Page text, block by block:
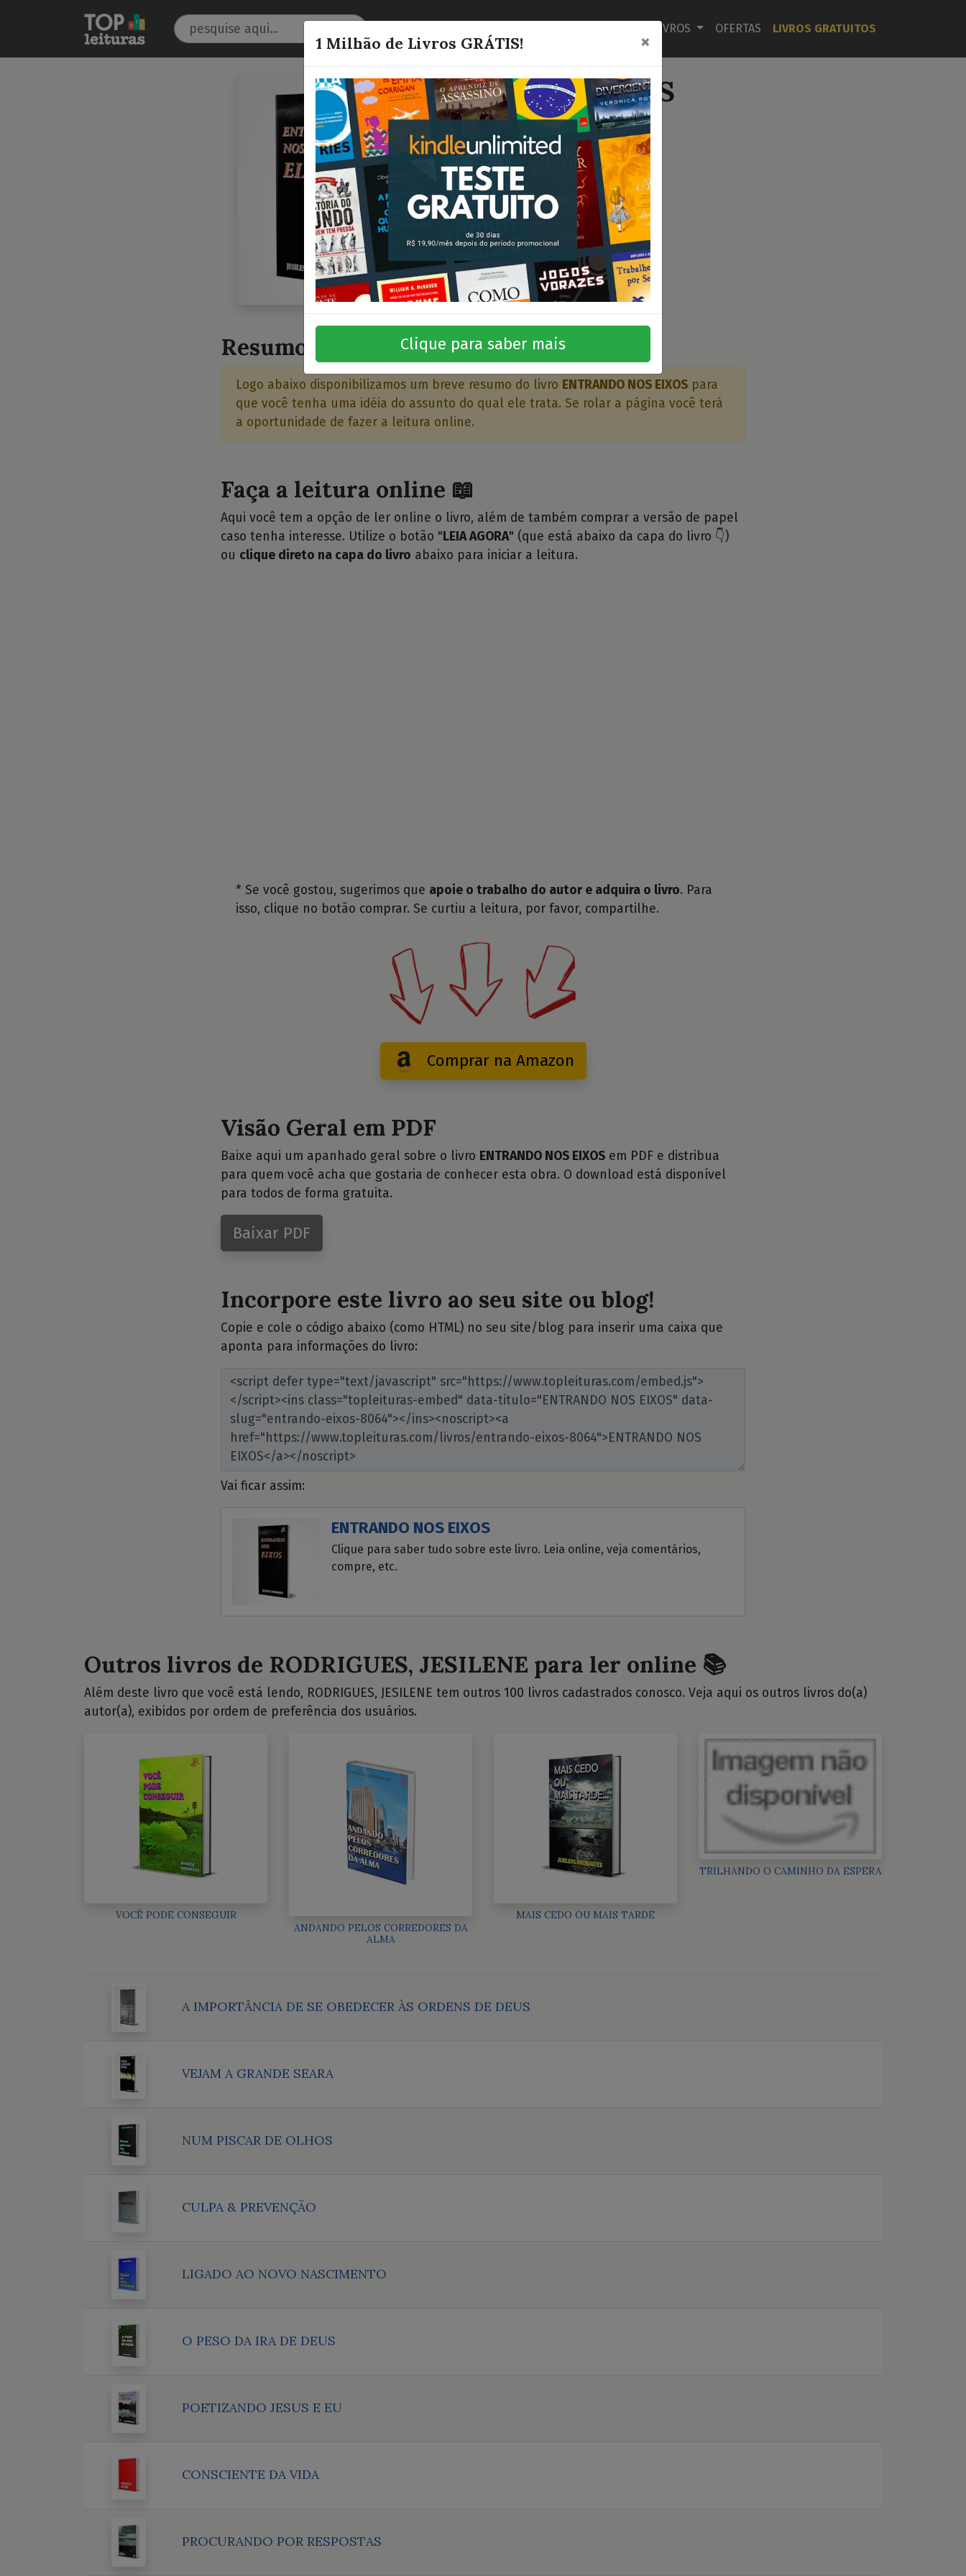
LIVROS OFERTAS LIVROS GRATUITOS
ENTRANDO NOS
EIXOS
RODRIGUES, JESILENE
Quero este livro!
Resumo do livro 🤔
Logo abaixo disponibilizamos um breve resumo do livro ENTRANDO NOS EIXOS para
que você tenha uma idéia do assunto do qual ele trata. Se rolar a página você terá
a oportunidade de fazer a leitura online.
Faça a leitura online 📖
Aqui você tem a opção de ler online o livro, além de também comprar a versão de papel
caso tenha interesse. Utilize o botão " LEIA AGORA" (que está abaixo da capa do livro 👇)
ou clique direto na capa do livro abaixo para iniciar a leitura.
* Se você gostou, sugerimos que apoie o trabalho do autor e adquira o livro. Para
isso, clique no botão comprar. Se curtiu a leitura, por favor, compartilhe.
Comprar na Amazon
Visão Geral em PDF
Baixe aqui um apanhado geral sobre o livro ENTRANDO NOS EIXOS em PDF e distribua
para quem você acha que gostaria de conhecer esta obra. O download está disponível
para todos de forma gratuita.
Baixar PDF
Incorpore este livro ao seu site ou blog!
Copie e cole o código abaixo (como HTML) no seu site/blog para inserir uma caixa que
aponta para informações do livro:
Vai ficar assim:
ENTRANDO NOS EIXOS
Clique para saber tudo sobre este livro. Leia online, veja comentários,
compre, etc.
Outros livros de RODRIGUES, JESILENE para ler online 📚
Além deste livro que você está lendo, RODRIGUES, JESILENE tem outros 100 livros cadastrados conosco. Veja aqui os outros livros do(a)
autor(a), exibidos por ordem de preferência dos usuários.
VOCÊ PODE CONSEGUIR
ANDANDO PELOS CORREDORES DA
ALMA
MAIS CEDO OU MAIS TARDE
TRILHANDO O CAMINHO DA ESPERA
A IMPORTÂNCIA DE SE OBEDECER ÀS ORDENS DE DEUS
VEJAM A GRANDE SEARA
NUM PISCAR DE OLHOS
CULPA & PREVENÇÃO
LIGADO AO NOVO NASCIMENTO
O PESO DA IRA DE DEUS
POETIZANDO JESUS E EU
CONSCIENTE DA VIDA
PROCURANDO POR RESPOSTAS
1 Milhão de Livros GRÁTIS! ×
Clique para saber mais